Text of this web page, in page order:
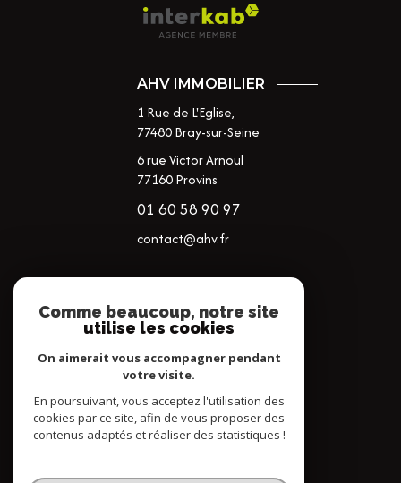
AHV IMMOBILIER
1 Rue de L'Eglise,
77480Bray-sur-Seine
6 rue Victor Arnoul
77160 Provins
01 60 58 90 97
contact@ahv.fr
NOS RÉSEAUX
NOUS SUIVRE
Comme beaucoup, notre site
utilise les cookies
On aimerait vous accompagner pendant
votre visite.
En poursuivant, vous acceptez l'utilisation des
cookies par ce site, afin de vous proposer des
contenus adaptés et réaliser des statistiques !